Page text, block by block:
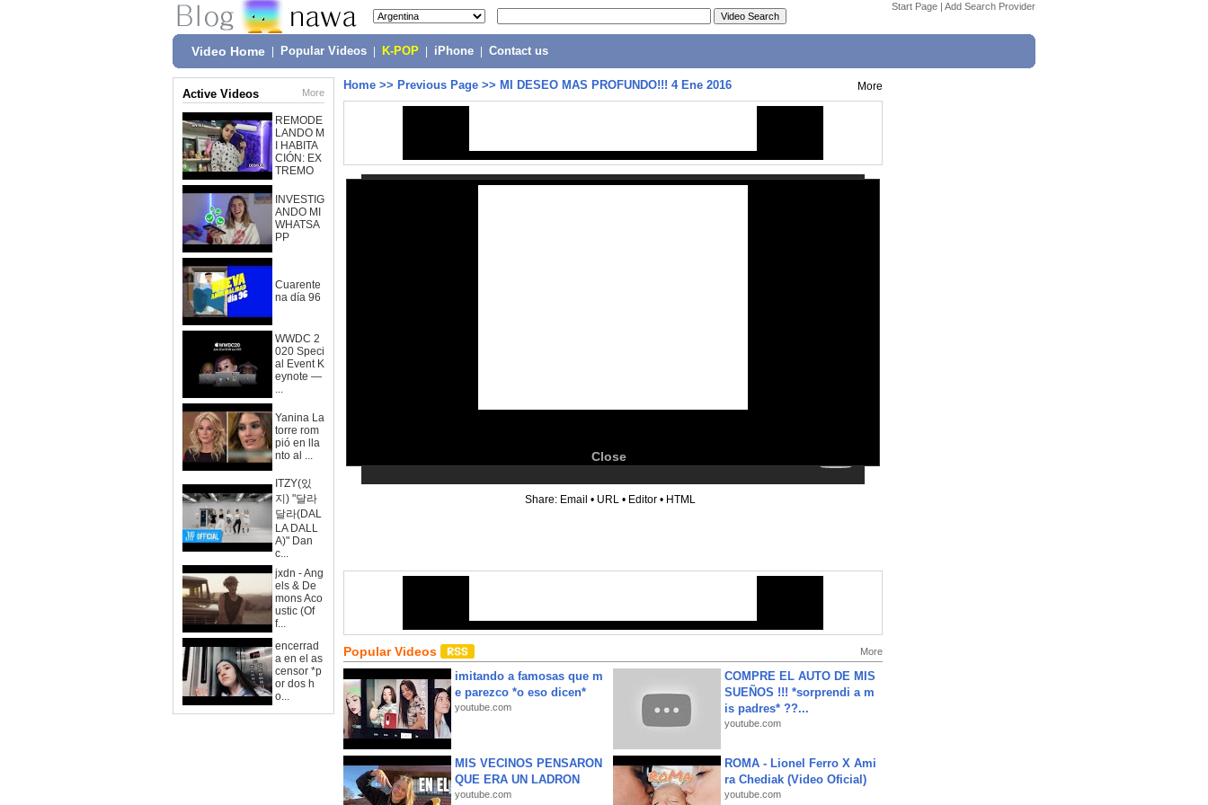
Start Page | Add Search Provider
Video Home Popular Videos K-POP iPhone Contact us
Active Videos More
REMODE
LANDO M
I HABITA
CIÓN: EX
TREMO
INVESTIG
ANDO MI
WHATSA
PP
Cuarente
na día 96
WWDC 2
020 Speci
al Event K
eynote —
...
Yanina La
torre rom
pió en lla
nto al ...
ITZY(있
지) "달라
달라(DAL
LA DALL
A)" Dan
c...
jxdn - Ang
els & De
mons Aco
ustic (Of
f...
encerrad
a en el as
censor *p
or dos h
o...
Home >> Previous Page >> MI DESEO MAS PROFUNDO!!! 4 Ene 2016 More
Close
Share: Email • URL • Editor • HTML
Popular Videos More
imitando a famosas que m
e parezco *o eso dicen*
youtube.com
COMPRE EL AUTO DE MIS
SUEÑOS !!! *sorprendi a m
is padres* ??...
youtube.com
MIS VECINOS PENSARON
QUE ERA UN LADRON
youtube.com
ROMA - Lionel Ferro X Ami
ra Chediak (Video Oficial)
youtube.com